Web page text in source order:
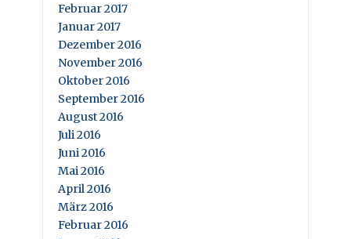
Februar 2017
Januar 2017
Dezember 2016
November 2016
Oktober 2016
September 2016
August 2016
Juli 2016
Juni 2016
Mai 2016
April 2016
März 2016
Februar 2016